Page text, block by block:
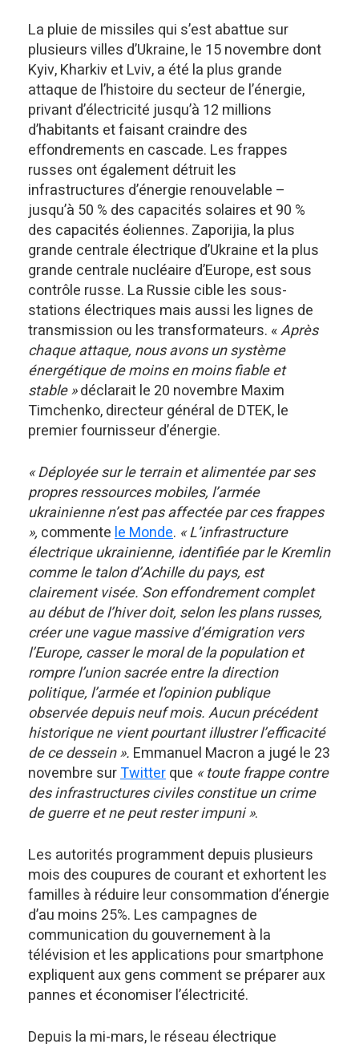
La pluie de missiles qui s’est abattue sur
plusieurs villes d’Ukraine, le 15 novembre dont
Kyiv, Kharkiv et Lviv, a été la plus grande
attaque de l’histoire du secteur de l’énergie,
privant d’électricité jusqu’à 12 millions
d’habitants et faisant craindre des
effondrements en cascade. Les frappes
russes ont également détruit les
infrastructures d’énergie renouvelable –
jusqu’à 50 % des capacités solaires et 90 %
des capacités éoliennes. Zaporijia, la plus
grande centrale électrique d’Ukraine et la plus
grande centrale nucléaire d’Europe, est sous
contrôle russe. La Russie cible les sous-
stations électriques mais aussi les lignes de
transmission ou les transformateurs. «Après
chaque attaque, nous avons un système
énergétique de moins en moins fiable et
stable »déclarait le 20 novembre Maxim
Timchenko, directeur général de DTEK, le
premier fournisseur d’énergie.
« Déployée sur le terrain et alimentée par ses
propres ressources mobiles, l’armée
ukrainienne n’est pas affectée par ces frappes
», commentele Monde. « L’infrastructure
électrique ukrainienne, identifiée par le Kremlin
comme le talon d’Achille du pays, est
clairement visée. Son effondrement complet
au début de l’hiver doit, selon les plans russes,
créer une vague massive d’émigration vers
l’Europe, casser le moral de la population et
rompre l’union sacrée entre la direction
politique, l’armée et l’opinion publique
observée depuis neuf mois. Aucun précédent
historique ne vient pourtant illustrer l’efficacité
de ce dessein ». Emmanuel Macron a jugé le 23
novembre surTwitterque « toute frappe contre
des infrastructures civiles constitue un crime
de guerre et ne peut rester impuni ».
Les autorités programment depuis plusieurs
mois des coupures de courant et exhortent les
familles à réduire leur consommation d’énergie
d’au moins 25%. Les campagnes de
communication du gouvernement à la
télévision et les applications pour smartphone
expliquent aux gens comment se préparer aux
pannes et économiser l’électricité.
Depuis la mi-mars, le réseau électrique